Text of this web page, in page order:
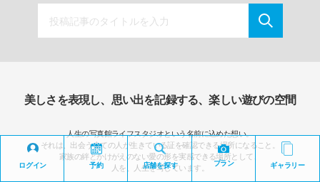
ログイン 予約 店舗を探す プラン ギャラリー
美しさを表現し、思い出を記録する、楽しい遊びの空間
人生の写真館ライフスタジオという名前に込めた想い。
それは、出会う全ての人が生きている証を確認できる場所になること。
家族の絆とかけがえのない愛の形を実感できる場所として、
人を、人生を写しています。